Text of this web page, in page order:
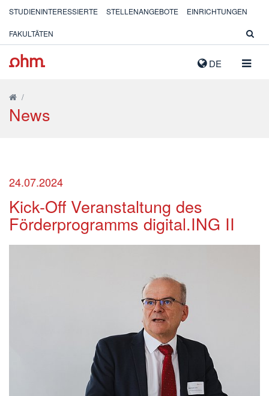
DE
STUDIENINTERESSIERTE STELLENANGEBOTE EINRICHTUNGEN
FAKULTÄTEN
/
News
24.07.2024
Kick-Off Veranstaltung des
Förderprogramms digital.ING II